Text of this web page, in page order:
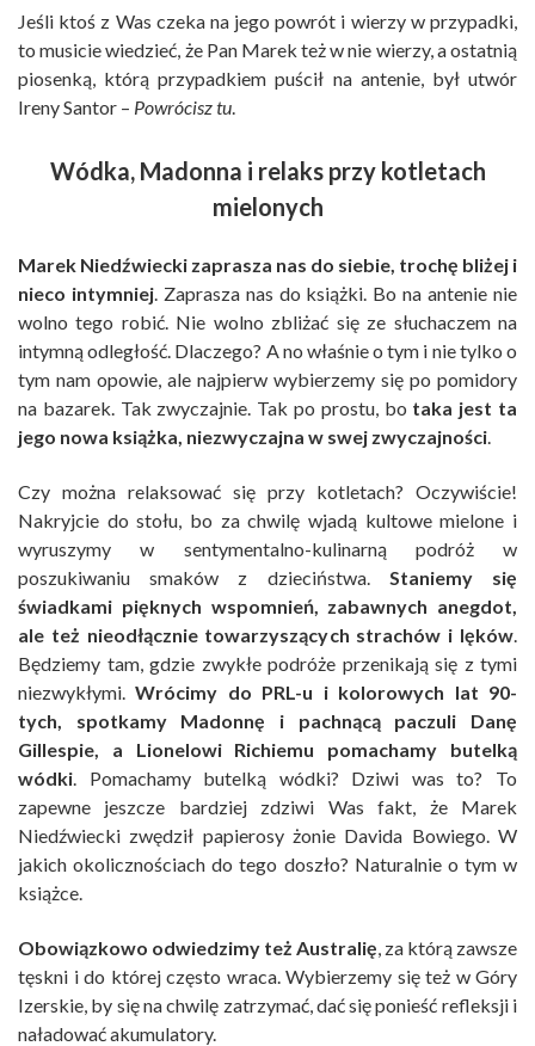
Jeśli ktoś z Was czeka na jego powrót i wierzy w przypadki,
to musicie wiedzieć, że Pan Marek też w nie wierzy, a ostatnią
piosenką, którą przypadkiem puścił na antenie, był utwór
Ireny Santor – Powrócisz tu.
Wódka, Madonna i relaks przy kotletach
mielonych
Marek Niedźwiecki zaprasza nas do siebie, trochę bliżej i
nieco intymniej. Zaprasza nas do książki. Bo na antenie nie
wolno tego robić. Nie wolno zbliżać się ze słuchaczem na
intymną odległość. Dlaczego? A no właśnie o tym i nie tylko o
tym nam opowie, ale najpierw wybierzemy się po pomidory
na bazarek. Tak zwyczajnie. Tak po prostu, bo taka jest ta
jego nowa książka, niezwyczajna w swej zwyczajności.
Czy można relaksować się przy kotletach? Oczywiście!
Nakryjcie do stołu, bo za chwilę wjadą kultowe mielone i
wyruszymy w sentymentalno-kulinarną podróż w
poszukiwaniu smaków z dzieciństwa.Staniemy się
świadkami pięknych wspomnień, zabawnych anegdot,
ale też nieodłącznie towarzyszących strachów i lęków.
Będziemy tam, gdzie zwykłe podróże przenikają się z tymi
niezwykłymi.Wrócimy do PRL-u i kolorowych lat 90-
tych, spotkamy Madonnę i pachnącą paczuli Danę
Gillespie, a Lionelowi Richiemu pomachamy butelką
wódki. Pomachamy butelką wódki? Dziwi was to? To
zapewne jeszcze bardziej zdziwi Was fakt, że Marek
Niedźwiecki zwędził papierosy żonie Davida Bowiego. W
jakich okolicznościach do tego doszło? Naturalnie o tym w
książce.
Obowiązkowo odwiedzimy też Australię, za którą zawsze
tęskni i do której często wraca. Wybierzemy się też w Góry
Izerskie, by się na chwilę zatrzymać, dać się ponieść refleksji i
naładować akumulatory.